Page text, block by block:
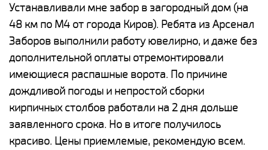
Устанавливали мне забор в загородный дом (на
48 км по М4 от города Киров). Ребята из Арсенал
Заборов выполнили работу ювелирно, и даже без
дополнительной оплаты отремонтировали
имеющиеся распашные ворота. По причине
дождливой погоды и непростой сборки
кирпичных столбов работали на 2 дня дольше
заявленного срока. Но в итоге получилось
красиво. Цены приемлемые, рекомендую всем.